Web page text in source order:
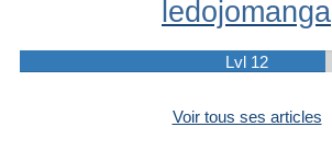
ledojomanga
Lvl 12
Voir tous ses articles